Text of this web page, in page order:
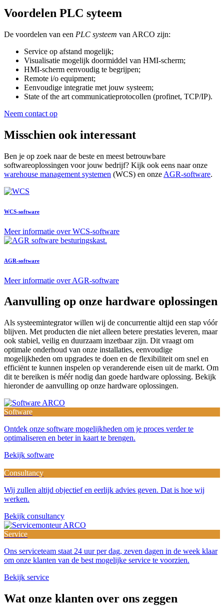
Voordelen PLC syteem
De voordelen van een PLC systeem van ARCO zijn:
Service op afstand mogelijk;
Visualisatie mogelijk doormiddel van HMI-scherm;
HMI-scherm eenvoudig te begrijpen;
Remote i/o equipment;
Eenvoudige integratie met jouw systeem;
State of the art communicatieprotocollen (profinet, TCP/IP).
Neem contact op
Misschien ook interessant
Ben je op zoek naar de beste en meest betrouwbare
softwareoplossingen voor jouw bedrijf? Kijk ook eens naar onze
warehouse management systemen (WCS) en onze AGR-software.
WCS-software
Meer informatie over WCS-software
AGR-software
Meer informatie over AGR-software
Aanvulling op onze hardware oplossingen
Als systeemintegrator willen wij de concurrentie altijd een stap vóór
blijven. Met producten die niet alleen betere prestaties leveren, maar
ook stabiel, veilig en duurzaam inzetbaar zijn. Dit vraagt om
optimale onderhoud van onze installaties, eenvoudige
mogelijkheden om upgrades te doen en de flexibiliteit om snel en
efficiënt te kunnen inspelen op veranderende eisen uit de markt. Om
dit te bereiken is méér nodig dan goede hardware oplossing. Bekijk
hieronder de aanvulling op onze hardware oplossingen.
Software
Ontdek onze software mogelijkheden om je proces verder te
optimaliseren en beter in kaart te brengen.
Bekijk software
Consultancy
Wij zullen altijd objectief en eerlijk advies geven. Dat is hoe wij
werken.
Bekijk consultancy
Service
Ons serviceteam staat 24 uur per dag, zeven dagen in de week klaar
om onze klanten van de best mogelijke service te voorzien.
Bekijk service
Wat onze klanten over ons zeggen